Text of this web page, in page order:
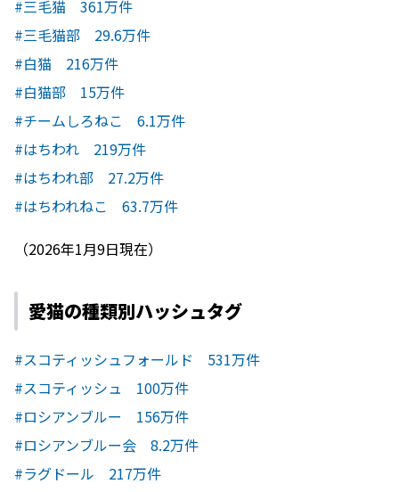
#三毛猫 361万件
#三毛猫部 29.6万件
#白猫 216万件
#白猫部 15万件
#チームしろねこ 6.1万件
#はちわれ 219万件
#はちわれ部 27.2万件
#はちわれねこ 63.7万件
（2026年1月9日現在）
愛猫の種類別ハッシュタグ
#スコティッシュフォールド 531万件
#スコティッシュ 100万件
#ロシアンブルー 156万件
#ロシアンブルー会 8.2万件
#ラグドール 217万件